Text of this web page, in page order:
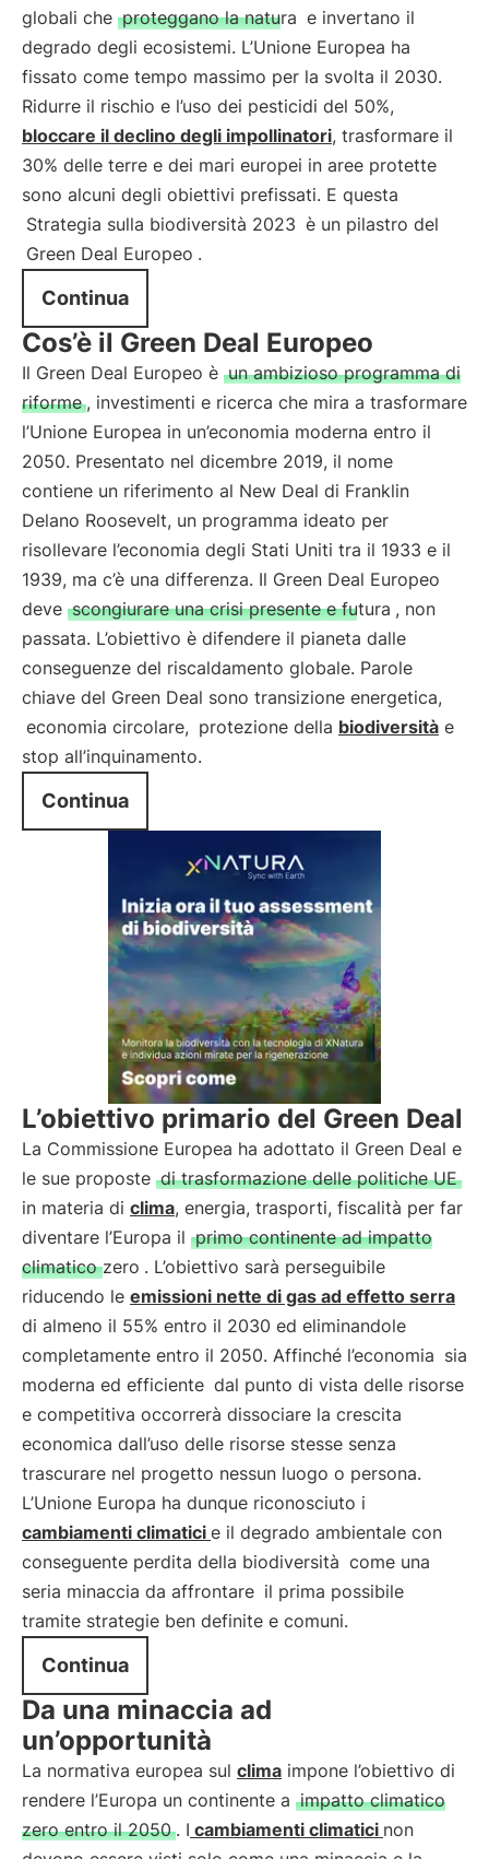
globali che proteggano la natura e invertano il
degrado degli ecosistemi. L’Unione Europea ha
fissato come tempo massimo per la svolta il 2030.
Ridurre il rischio e l’uso dei pesticidi del 50%,
bloccare il declino degli impollinatori, trasformare il
30% delle terre e dei mari europei in aree protette
sono alcuni degli obiettivi prefissati. E questa
Strategia sulla biodiversità 2023 è un pilastro del
Green Deal Europeo .
Continua
Cos’è il Green Deal Europeo
Il Green Deal Europeo è un ambizioso programma di
riforme , investimenti e ricerca che mira a trasformare
l’Unione Europea in un’economia moderna entro il
2050. Presentato nel dicembre 2019, il nome
contiene un riferimento al New Deal di Franklin
Delano Roosevelt, un programma ideato per
risollevare l’economia degli Stati Uniti tra il 1933 e il
1939, ma c’è una differenza. Il Green Deal Europeo
deve scongiurare una crisi presente e futura , non
passata. L’obiettivo è difendere il pianeta dalle
conseguenze del riscaldamento globale. Parole
chiave del Green Deal sono transizione energetica,
economia circolare, protezione della biodiversità e
stop all’inquinamento.
Continua
L’obiettivo primario del Green Deal
La Commissione Europea ha adottato il Green Deal e
le sue proposte di trasformazione delle politiche UE
in materia di clima, energia, trasporti, fiscalità per far
diventare l’Europa il primo continente ad impatto
climatico zero . L’obiettivo sarà perseguibile
riducendo le emissioni nette di gas ad effetto serra
di almeno il 55% entro il 2030 ed eliminandole
completamente entro il 2050. Affinché l’economia sia
moderna ed efficiente dal punto di vista delle risorse
e competitiva occorrerà dissociare la crescita
economica dall’uso delle risorse stesse senza
trascurare nel progetto nessun luogo o persona.
L’Unione Europa ha dunque riconosciuto i
cambiamenti climatici e il degrado ambientale con
conseguente perdita della biodiversità come una
seria minaccia da affrontare il prima possibile
tramite strategie ben definite e comuni.
Continua
Da una minaccia ad
un’opportunità
La normativa europea sul clima impone l’obiettivo di
rendere l’Europa un continente a impatto climatico
zero entro il 2050 . I cambiamenti climatici non